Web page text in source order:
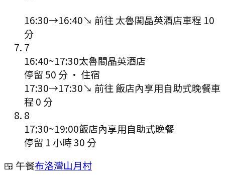
16:30→16:40↘ 前往 太魯閣晶英酒店車程 10
分
7
16:40~17:30太魯閣晶英酒店
停留 50 分 · 住宿
17:30→17:30↘ 前往 飯店內享用自助式晚餐車
程 0 分
8
17:30~19:00飯店內享用自助式晚餐
停留 1 小時 30 分
🍱 午餐布洛灣山月村